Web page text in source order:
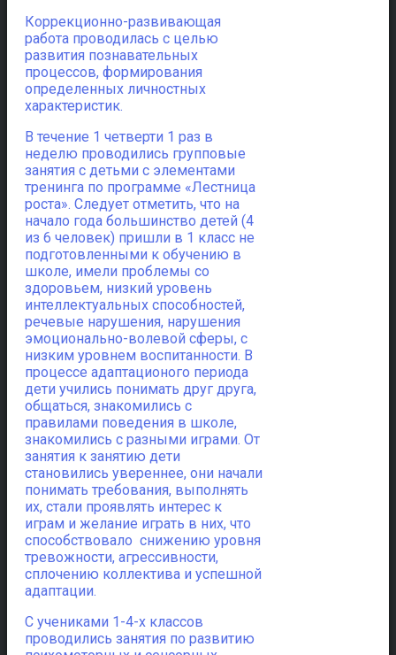
Коррекционно-развивающая
работа проводилась с целью
развития познавательных
процессов, формирования
определенных личностных
характеристик.
В течение 1 четверти 1 раз в
неделю проводились групповые
занятия с детьми с элементами
тренинга по программе «Лестница
роста». Следует отметить, что на
начало года большинство детей (4
из 6 человек) пришли в 1 класс не
подготовленными к обучению в
школе, имели проблемы со
здоровьем, низкий уровень
интеллектуальных способностей,
речевые нарушения, нарушения
эмоционально-волевой сферы, с
низким уровнем воспитанности. В
процессе адаптационого периода
дети учились понимать друг друга,
общаться, знакомились с
правилами поведения в школе,
знакомились с разными играми. От
занятия к занятию дети
становились увереннее, они начали
понимать требования, выполнять
их, стали проявлять интерес к
играм и желание играть в них, что
способствовало снижению уровня
тревожности, агрессивности,
сплочению коллектива и успешной
адаптации.
С учениками 1-4-х классов
проводились занятия по развитию